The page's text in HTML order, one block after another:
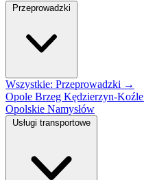
Przeprowadzki
Wszystkie: Przeprowadzki →
Opole Brzeg Kędzierzyn-Koźle
Opolskie Namysłów
Usługi transportowe